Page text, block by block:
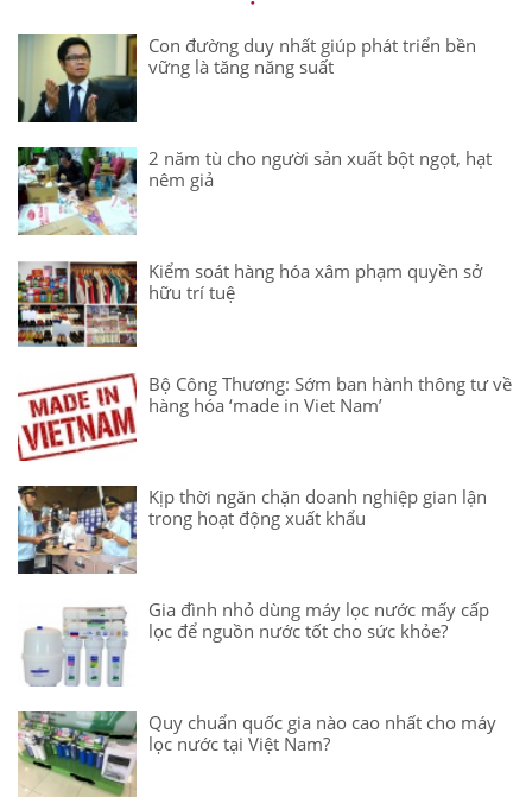
Con đường duy nhất giúp phát triển bền
vững là tăng năng suất
2 năm tù cho người sản xuất bột ngọt, hạt
nêm giả
Kiểm soát hàng hóa xâm phạm quyền sở
hữu trí tuệ
Bộ Công Thương: Sớm ban hành thông tư về
hàng hóa ‘made in Viet Nam’
Kịp thời ngăn chặn doanh nghiệp gian lận
trong hoạt động xuất khẩu
Gia đình nhỏ dùng máy lọc nước mấy cấp
lọc để nguồn nước tốt cho sức khỏe?
Quy chuẩn quốc gia nào cao nhất cho máy
lọc nước tại Việt Nam?